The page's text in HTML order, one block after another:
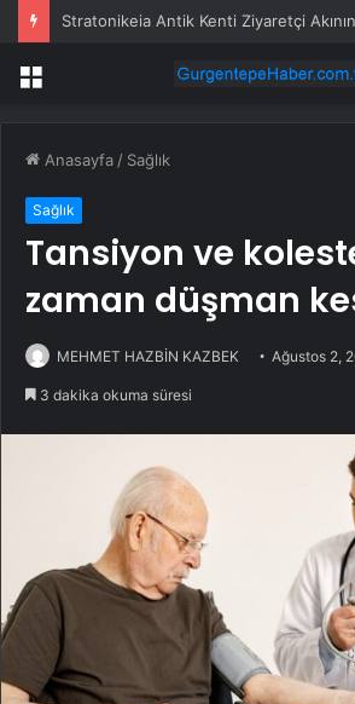
Stratonikeia Antik Kenti Ziyaretçi
Menü
Anasayfa / Sağlık
Sağlık
Tansiyon ve
zaman düşman
MEHMET HAZBİN KAZBEK Ağustos 2,
3 dakika okuma süresi